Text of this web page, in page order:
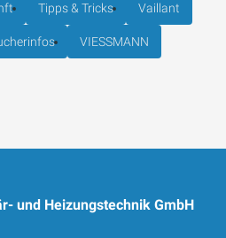
Tipps & Tricks Vaillant
VIESSMANN
und Heizungstechnik GmbH